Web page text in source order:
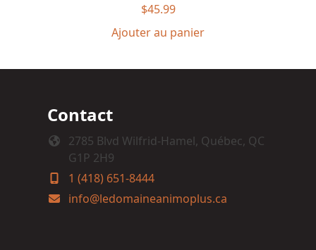
$45.99
Ajouter au panier
Contact
2785 Blvd Wilfrid-Hamel, Québec, QC
G1P 2H9
1 (418) 651-8444
info@ledomaineanimoplus.ca